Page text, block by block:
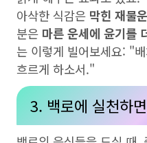
아삭한 식감은 막힌 재물
분은 마른 운세에 윤기를
는 이렇게 빌어보세요: "
흐르게 하소서."
3. 백로에 실천하